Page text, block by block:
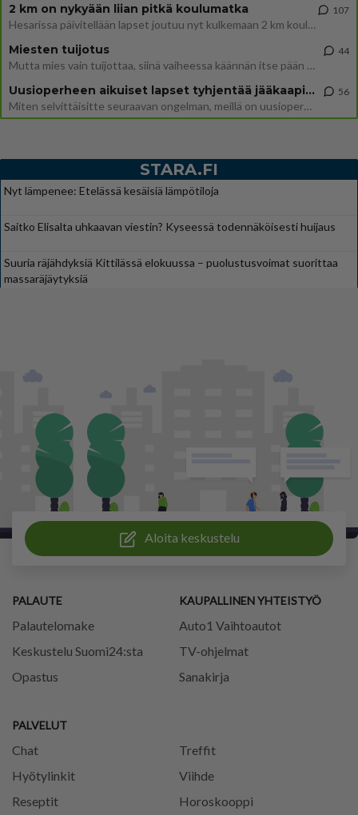
2 km on nykyään liian pitkä koulumatka
Hesarissa päivitellään lapset joutuu nyt kulkemaan 2 km kouluun jösses. Ruostefillarilla tuo matka menee vaikka miten äk
107
Miesten tuijotus
Mutta mies vain tuijottaa, siinä vaiheessa käännän itse pään pois. Mikä juttu? Yleensä jos joku tuijottaa tai katsoo, hä
44
Uusioperheen aikuiset lapset tyhjentää jääkaapin käydessään
Miten selvittäisitte seuraavan ongelman, meillä on uusioperhe, minulla teini-ikäiset lapset ja puolisolla aikuiset, jotk
56
STARA.FI
Nyt lämpenee: Etelässä kesäisiä lämpötiloja
Saitko Elisalta uhkaavan viestin? Kyseessä todennäköisesti huijaus
Suuria räjähdyksiä Kittilässä elokuussa – puolustusvoimat suorittaa
massaräjäytyksiä
Aloita keskustelu
PALAUTE
Palautelomake
Keskustelu Suomi24:sta
Opastus
PALVELUT
Chat
Treffit
Hyötylinkit
Viihde
Reseptit
Horoskooppi
KAUPALLINEN YHTEISTYÖ
Auto1 Vaihtoautot
TV-ohjelmat
Sanakirja